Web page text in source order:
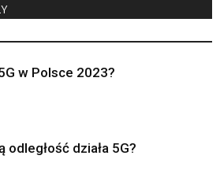
w Polsce 2023?
odległość działa 5G?